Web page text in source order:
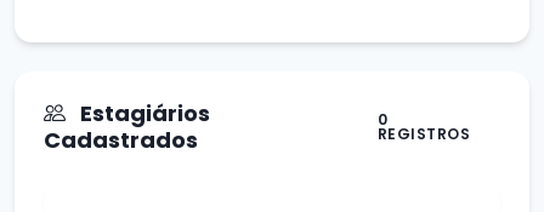
Estagiários
Cadastrados
0
REGISTROS